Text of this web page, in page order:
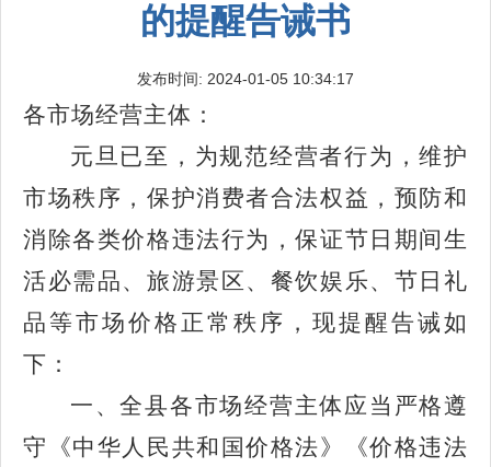
的提醒告诫书
发布时间: 2024-01-05 10:34:17
各市场经营主体：
元旦已至，为规范经营者行为，维护
市场秩序，保护消费者合法权益，预防和
消除各类价格违法行为，保证节日期间生
活必需品、旅游景区、餐饮娱乐、节日礼
品等市场价格正常秩序，现提醒告诫如
下：
一、全县各市场经营主体应当严格遵
守《中华人民共和国价格法》《价格违法